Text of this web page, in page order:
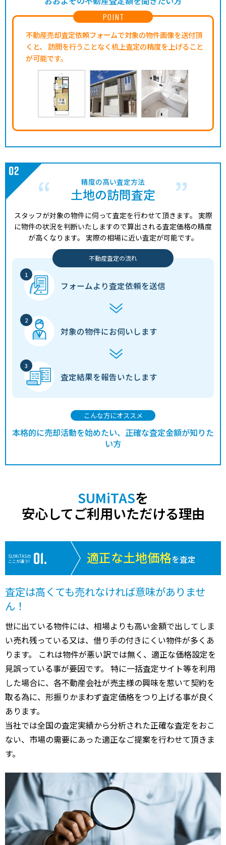
POINT
不動産売却査定依頼フォームで対象の物件画像を送付頂
くと、
訪問を行うことなく机上査定の精度を上げること
が可能です。
精度の高い査定方法
土地の訪問査定
スタッフが対象の物件に伺って査定を行わせて頂きます。 実際
に物件の状況を判断いたしますので算出される査定価格の精度
が高くなります。 実際の相場に近い査定が可能です。
不動産査定の流れ
フォームより査定依頼を送信
対象の物件にお伺いします
査定結果を報告いたします
こんな方にオススメ
本格的に売却活動を始めたい、正確な査定金額が知りた
い方
SUMiTASを
安心してご利用いただける理由
SUMiTASの
ここが違う!
適正な土地価格を査定
査定は高くても売れなければ意味がありませ
ん！
世に出ている物件には、相場よりも高い金額で出してしま
い売れ残っている又は、借り手の付きにくい物件が多くあ
ります。 これは物件が悪い訳では無く、適正な価格設定を
見誤っている事が要因です。 特に一括査定サイト等を利用
した場合に、各不動産会社が売主様の興味を惹いて契約を
取る為に、形振りかまわず査定価格をつり上げる事が良く
あります。
当社では全国の査定実績から分析された正確な査定をおこ
ない、市場の需要にあった適正なご提案を行わせて頂きま
す。